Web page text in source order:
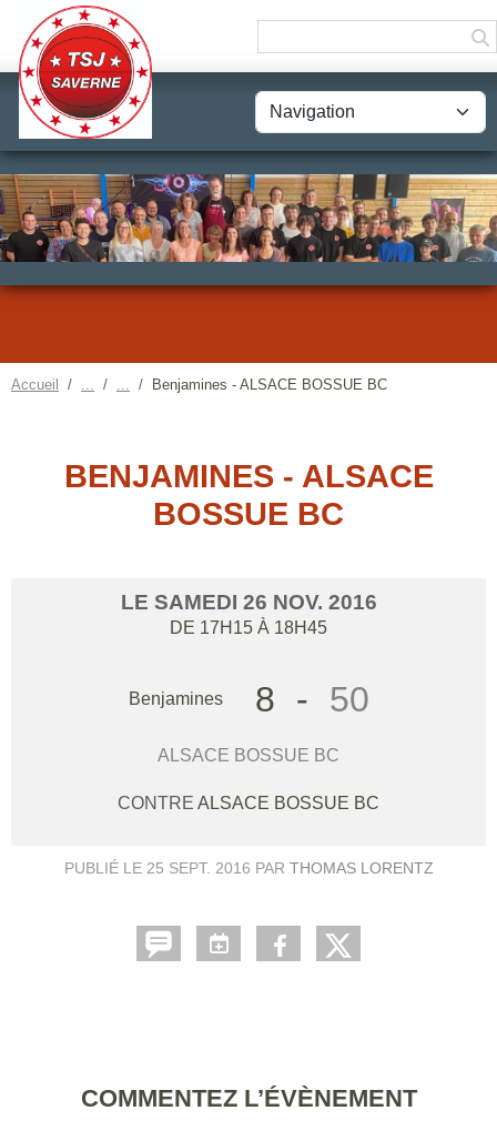
Accueil Benjamines - ALSACE BOSSUE BC
BENJAMINES - ALSACE
BOSSUE BC
LE SAMEDI 26 NOV. 2016
DE 17H15 À 18H45
Benjamines 8 - 50
ALSACE BOSSUE BC
CONTRE ALSACE BOSSUE BC
PUBLIÉ LE 25 SEPT. 2016 PAR THOMAS LORENTZ
COMMENTEZ L’ÉVÈNEMENT
Panneau de gestion des cookies